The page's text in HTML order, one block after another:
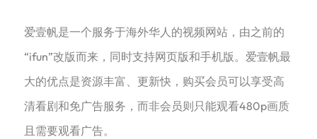
‌爱壹帆‌是一个服务于海外华人的视频网站，由之前的
“ifun”改版而来，同时支持网页版和手机版。爱壹帆最
大的优点是资源丰富、更新快，购买会员可以享受高
清看剧和免广告服务，而非会员则只能观看480p画质
且需要观看广告‌。